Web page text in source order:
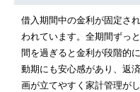
借入期間中の金利が固定さ
われています。全期間ずっ
間を過ぎると金利が段階的
動期にも安心感があり、返
画が立てやすく家計管理が